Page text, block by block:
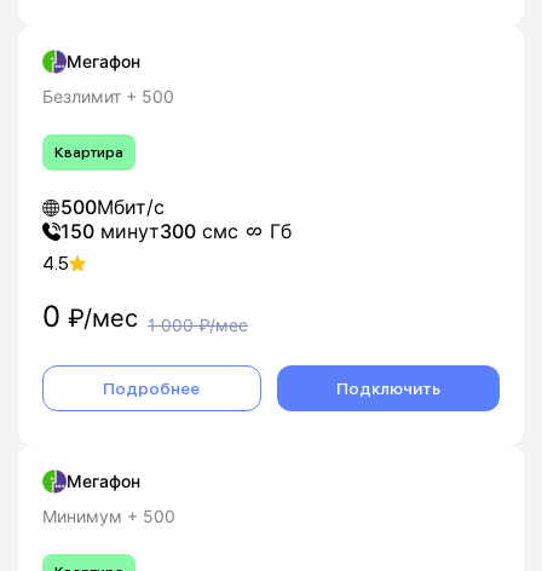
Мегафон
Безлимит + 500
Квартира
500Мбит/с
150 минут300 смс Гб
4.5
0 ₽/мес 1 000₽/мес
Подробнее Подключить
Мегафон
Минимум + 500